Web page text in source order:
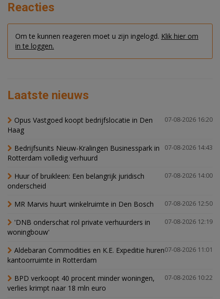
Reacties
Om te kunnen reageren moet u zijn ingelogd. Klik hier om
in te loggen.
Laatste nieuws
07-08-2026 16:20
Opus Vastgoed koopt bedrijfslocatie in Den
Haag
07-08-2026 14:43
Bedrijfsunits Nieuw-Kralingen Businesspark in
Rotterdam volledig verhuurd
07-08-2026 14:00
Huur of bruikleen: Een belangrijk juridisch
onderscheid
07-08-2026 12:50
MR Marvis huurt winkelruimte in Den Bosch
07-08-2026 12:19
'DNB onderschat rol private verhuurders in
woningbouw'
07-08-2026 11:01
Aldebaran Commodities en K.E. Expeditie huren
kantoorruimte in Rotterdam
07-08-2026 10:22
BPD verkoopt 40 procent minder woningen,
verlies krimpt naar 18 mln euro